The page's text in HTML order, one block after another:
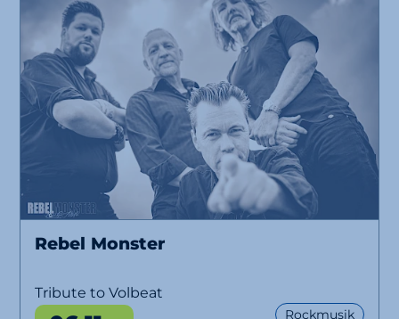
Rebel Monster
Tribute to Volbeat
Rockmusik